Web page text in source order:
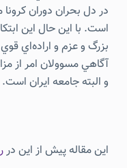
در دل بحران دوران
است. با اين حال اين
بزرگ و عزم و اراده‌اي
آگاهي مسوولان امر از
و البته جامعه ايران است.
این مقاله پیش از این در